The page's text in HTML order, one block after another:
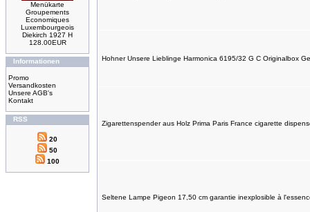
Menükarte
Groupements
Economiques
Luxembourgeois
Diekirch 1927 H
128.00EUR
Informationen
Promo
Versandkosten
Unsere AGB's
Kontakt
RSS
20
50
100
Hohner Unsere Lieblinge Harmonica 6195/32 G C Originalbox
Zigarettenspender aus Holz Prima Paris France cigarette
Seltene Lampe Pigeon 17,50 cm garantie inexplosible à